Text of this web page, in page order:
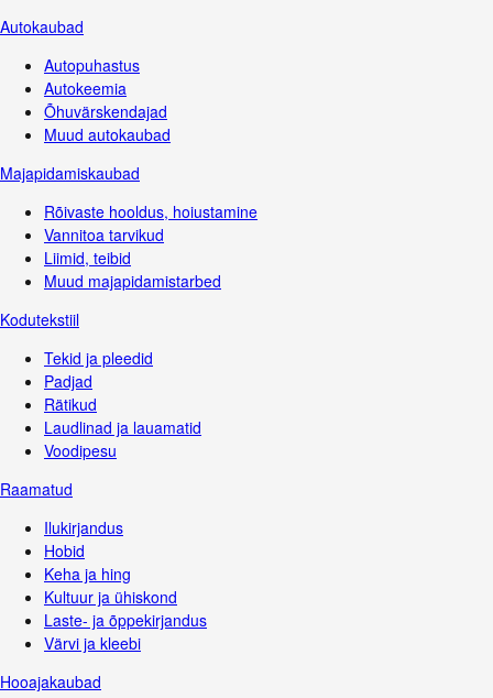
Autokaubad
Autopuhastus
Autokeemia
Õhuvärskendajad
Muud autokaubad
Majapidamiskaubad
Rõivaste hooldus, hoiustamine
Vannitoa tarvikud
Liimid, teibid
Muud majapidamistarbed
Kodutekstiil
Tekid ja pleedid
Padjad
Rätikud
Laudlinad ja lauamatid
Voodipesu
Raamatud
Ilukirjandus
Hobid
Keha ja hing
Kultuur ja ühiskond
Laste- ja õppekirjandus
Värvi ja kleebi
Hooajakaubad